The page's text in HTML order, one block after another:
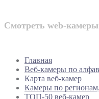
Смотреть web-
Главная
Веб-камеры по
Карта веб-камер
Камеры по
ТОП-50 веб-камер